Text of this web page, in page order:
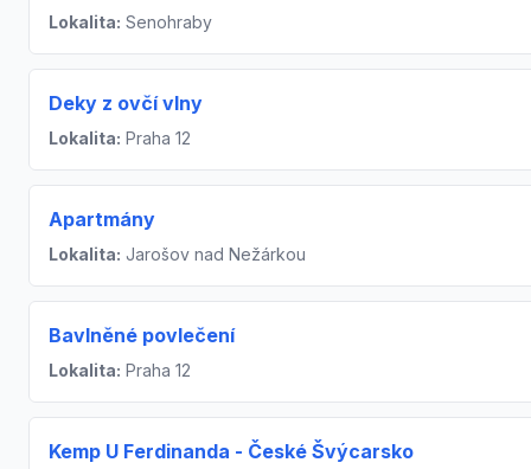
Lokalita: Senohraby
Deky z ovčí vlny
Lokalita: Praha 12
Apartmány
Lokalita: Jarošov nad Nežárkou
Bavlněné povlečení
Lokalita: Praha 12
Kemp U Ferdinanda - České Švýcarsko